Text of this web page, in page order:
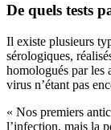
De quels tests
Il existe plusieurs
sérologiques, réalisé
homologués par les
virus n’étant pas
« Nos premiers
l’infection, mais la